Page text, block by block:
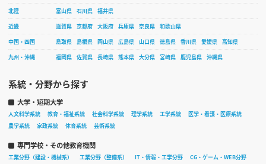
北陸
富山県 石川県
福井県
近畿
滋賀県 京都府 大阪府 兵庫県 奈良県
和歌山県
中国・四国
鳥取県 島根県 岡山県 広島県 山口県 徳島県 香川県 愛媛県
高知県
九州・沖縄
福岡県 佐賀県 長崎県 熊本県 大分県 宮崎県 鹿児島県 沖縄県
系統・分野から探す
大学・短期大学
人文科学系統 教育・福祉系統 社会科学系統 理学系統 工学系統
医学・看護・医療系統
農学系統
家政系統 体育系統 芸術系統
専門学校・その他教育機関
工業分野（建設・機械系） 工業分野（整備系） IT・情報・工学分野
CG・ゲーム・WEB分野